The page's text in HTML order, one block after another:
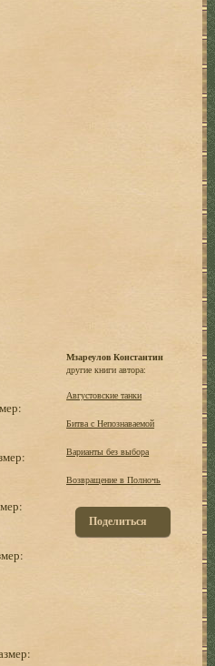
Мзареулов Константин
другие книги автора:
Августовские танки
Битва с Непознаваемой
Варианты без выбора
Возвращение в Полночь
Поделиться